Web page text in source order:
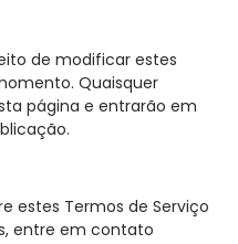
de modificar estes
Quaisquer
página e entrarão em
estes Termos de Serviço
entre em contato